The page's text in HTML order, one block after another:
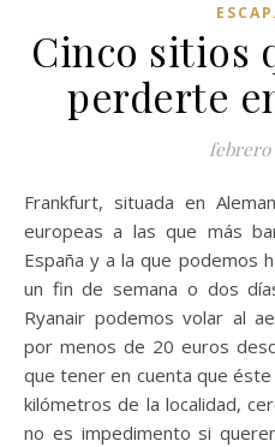
Cinco sitios
perderte
febrero
Frankfurt, situada en Alemania, es una de las ciudades
europeas a las que más
España y a la que podemos
un fin de semana o dos
Ryanair podemos volar al
por menos de 20 euros
que tener en cuenta que
kilómetros de la localidad,
no es impedimento si